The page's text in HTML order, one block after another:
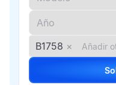
B1758 ×